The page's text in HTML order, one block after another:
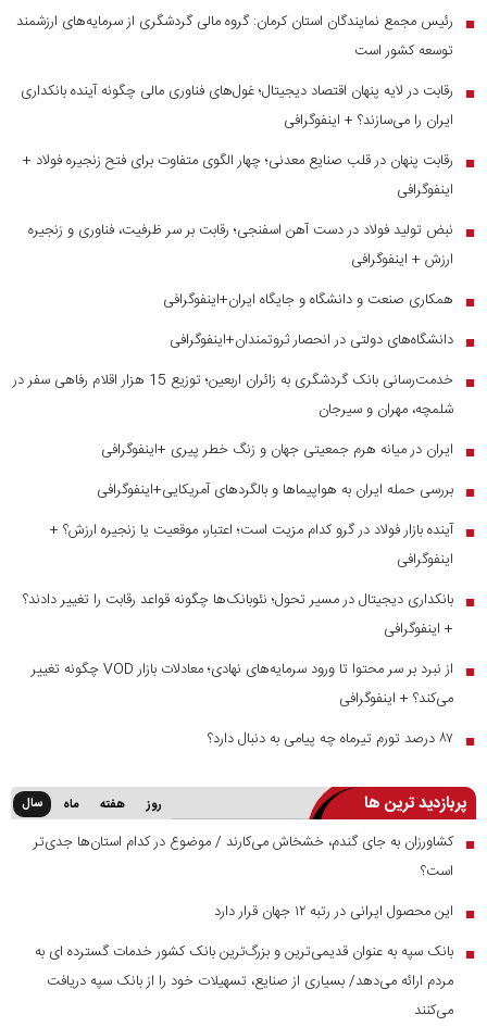
■
رئیس مجمع نمایندگان استان کرمان: گروه مالی گردشگری از سرمایه‌های ارزشمند
توسعه کشور است
■
رقابت در لایه پنهان اقتصاد دیجیتال؛ غول‌های فناوری مالی چگونه آینده بانکداری
ایران را می‌سازند؟ + اینفوگرافی
■
رقابت پنهان در قلب صنایع معدنی؛ چهار الگوی متفاوت برای فتح زنجیره فولاد +
اینفوگرافی
■
نبض تولید فولاد در دست آهن اسفنجی؛ رقابت بر سر ظرفیت، فناوری و زنجیره
ارزش + اینفوگرافی
■ همکاری صنعت و دانشگاه و جایگاه ایران+اینفوگرافی
■ دانشگاه‌های دولتی در انحصار ثروتمندان+اینفوگرافی
■
خدمت‌رسانی بانک گردشگری به زائران اربعین؛ توزیع 15 هزار اقلام رفاهی سفر در
شلمچه، مهران و سیرجان
■ ایران در میانه هرم جمعیتی جهان و زنگ خطر پیری +اینفوگرافی
■ بررسی حمله ایران به هواپیماها و بالگردهای آمریکایی+اینفوگرافی
■ آینده بازار فولاد در گرو کدام مزیت است؛ اعتبار، موقعیت یا زنجیره ارزش؟ +
اینفوگرافی
■ بانکداری دیجیتال در مسیر تحول؛ نئوبانک‌ها چگونه قواعد رقابت را تغییر دادند؟
+ اینفوگرافی
■
از نبرد بر سر محتوا تا ورود سرمایه‌های نهادی؛ معادلات بازار VOD چگونه تغییر
می‌کند؟ + اینفوگرافی
■ ۸۷ درصد تورم تیرماه چه پیامی به دنبال دارد؟
پربازدید ترین ها روز هفته ماه سال
■ کشاورزان به جای گندم، خشخاش می‌کارند / موضوع در کدام استان‌ها جدی‌تر
است؟
■ این محصول ایرانی در رتبه ۱۲ جهان قرار دارد
■ بانک سپه به عنوان قدیمی‌ترین و بزرگ‌ترین بانک کشور خدمات گسترده ای به
مردم ارائه می‌دهد/ بسیاری از صنایع، تسهیلات خود را از بانک سپه دریافت
می‌کنند